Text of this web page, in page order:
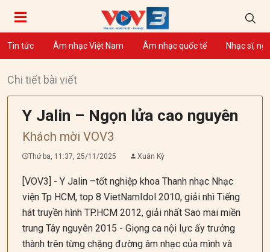
Tin tức Âm nhạc Việt Nam Âm nhạc quốc tế Nhạc sĩ,
Chi tiết bài viết
Y Jalin – Ngọn lửa cao nguyên
Khách mời VOV3
Thứ ba, 11:37, 25/11/2025 Xuân Kỳ
[VOV3] - Y Jalin –tốt nghiệp khoa Thanh nhạc Nhạc
viện Tp HCM, top 8 VietNamIdol 2010, giải nhì Tiếng
hát truyền hình TP.HCM 2012, giải nhất Sao mai miền
trung Tây nguyên 2015 - Giọng ca nội lực ấy trưởng
thành trên từng chặng đường âm nhạc của mình và